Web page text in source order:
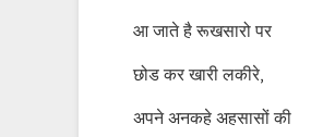
आ जाते है रूखसारो पर
छोड कर खारी लकीरे,
अपने अनकहे अहसासों की